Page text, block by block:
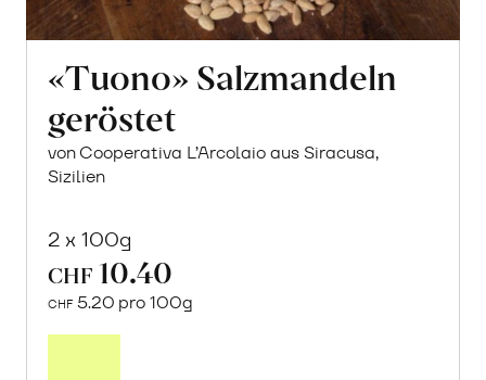
«Tuono» Salzmandeln
geröstet
von Cooperativa L’Arcolaio aus Siracusa,
Sizilien
2 x 100g
CHF 10.40
CHF 5.20 pro 100g